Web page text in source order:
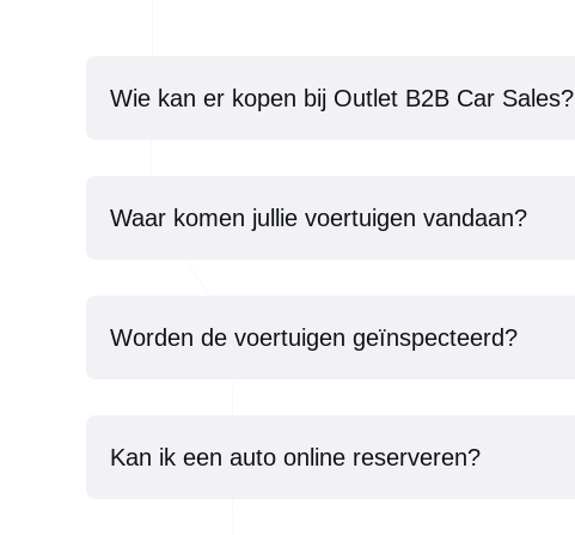
Wie kan er kopen bij Outlet B2B Car Sales?
Waar komen jullie voertuigen vandaan?
Worden de voertuigen geïnspecteerd?
Kan ik een auto online reserveren?